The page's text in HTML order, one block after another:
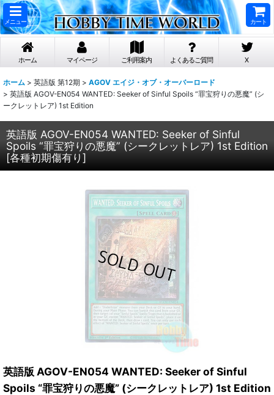
メニュー カート
ホーム マイページ ご利用案内 よくあるご質問 X
ホーム > 英語版 第12期 > AGOV エイジ・オブ・オーバーロード
> 英語版 AGOV-EN054 WANTED: Seeker of Sinful Spoils “罪宝狩りの悪魔” (シ
ークレットレア) 1st Edition
英語版 AGOV-EN054 WANTED: Seeker of Sinful
Spoils “罪宝狩りの悪魔” (シークレットレア) 1st Edition
[各種初期傷有り]
英語版 AGOV-EN054 WANTED: Seeker of Sinful
Spoils “罪宝狩りの悪魔” (シークレットレア) 1st Edition